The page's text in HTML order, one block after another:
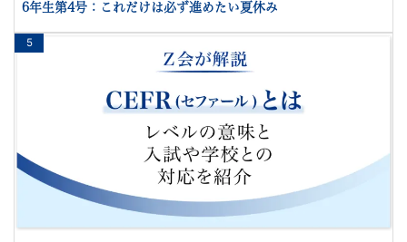
6年生第4号：これだけは必ず進めたい夏休み
5